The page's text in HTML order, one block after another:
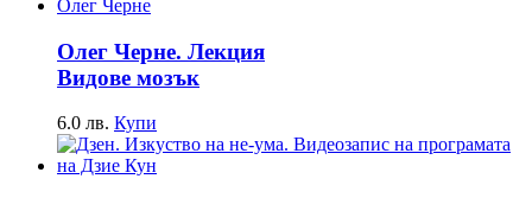
Олег Черне. Лекция
Видове мозък
6.0 лв. Купи